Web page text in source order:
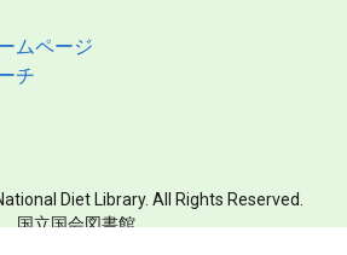
ムページ
チ
Diet Library. All Rights Reserved.